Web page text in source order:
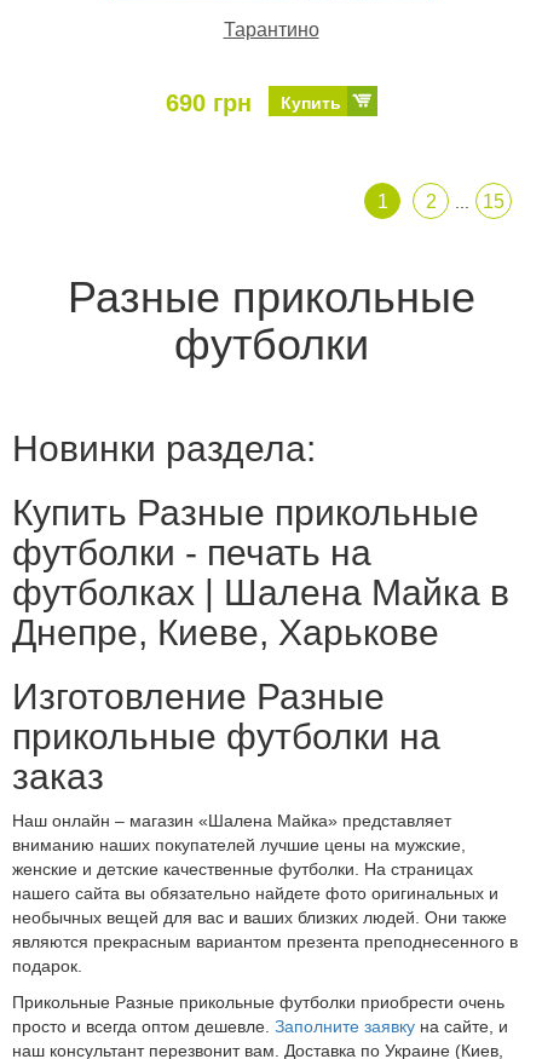
Тарантино
690 грн Купить
1 2 15
Разные прикольные
футболки
Новинки раздела:
Купить Разные прикольные
футболки - печать на
футболках | Шалена Майка в
Днепре, Киеве, Харькове
Изготовление Разные
прикольные футболки на
заказ
Наш онлайн – магазин «Шалена Майка» представляет
вниманию наших покупателей лучшие цены на мужские,
женские и детские качественные футболки. На страницах
нашего сайта вы обязательно найдете фото оригинальных и
необычных вещей для вас и ваших близких людей. Они также
являются прекрасным вариантом презента преподнесенного в
подарок.
Прикольные Разные прикольные футболки приобрести очень
просто и всегда оптом дешевле. Заполните заявку на сайте, и
наш консультант перезвонит вам. Доставка по Украине (Киев,